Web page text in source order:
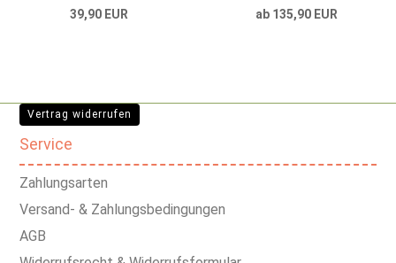
39,90 EUR ab 135,90 EUR
Vertrag widerrufen
Service
Zahlungsarten
Versand- & Zahlungsbedingungen
AGB